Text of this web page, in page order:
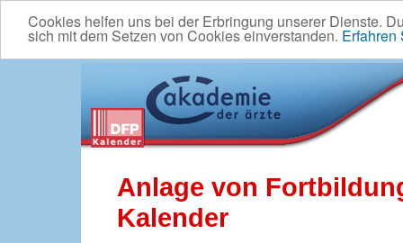
Cookies helfen uns bei der Erbringung unserer Dienste.
sich mit dem Setzen von Cookies einverstanden. Erfahren
Anlage von
Kalender